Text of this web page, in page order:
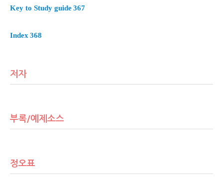
Key to Study guide367
Index 368
저자
부록/예제소스
정오표